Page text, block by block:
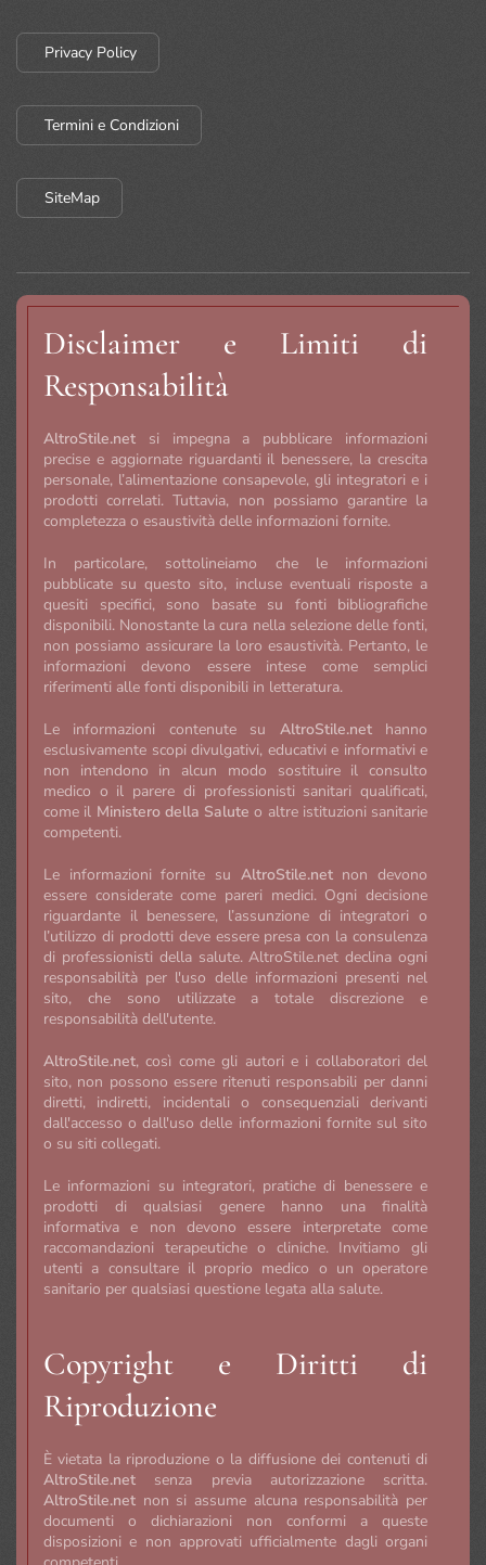
Privacy Policy
Termini e Condizioni
SiteMap
Disclaimer e Limiti di
Responsabilità
AltroStile.net si impegna a pubblicare informazioni
precise e aggiornate riguardanti il benessere, la crescita
personale, l’alimentazione consapevole, gli integratori e i
prodotti correlati. Tuttavia, non possiamo garantire la
completezza o esaustività delle informazioni fornite.
In particolare, sottolineiamo che le informazioni
pubblicate su questo sito, incluse eventuali risposte a
quesiti specifici, sono basate su fonti bibliografiche
disponibili. Nonostante la cura nella selezione delle fonti,
non possiamo assicurare la loro esaustività. Pertanto, le
informazioni devono essere intese come semplici
riferimenti alle fonti disponibili in letteratura.
Le informazioni contenute su AltroStile.nethanno
esclusivamente scopi divulgativi, educativi e informativi e
non intendono in alcun modo sostituire il consulto
medico o il parere di professionisti sanitari qualificati,
come il Ministero della Salute o altre istituzioni sanitarie
competenti.
Le informazioni fornite su AltroStile.netnon devono
essere considerate come pareri medici. Ogni decisione
riguardante il benessere, l’assunzione di integratori o
l’utilizzo di prodotti deve essere presa con la consulenza
di professionisti della salute. AltroStile.net declina ogni
responsabilità per l'uso delle informazioni presenti nel
sito, che sono utilizzate a totale discrezione e
responsabilità dell'utente.
AltroStile.net, così come gli autori e i collaboratori del
sito, non possono essere ritenuti responsabili per danni
diretti, indiretti, incidentali o consequenziali derivanti
dall'accesso o dall'uso delle informazioni fornite sul sito
o su siti collegati.
Le informazioni su integratori, pratiche di benessere e
prodotti di qualsiasi genere hanno una finalità
informativa e non devono essere interpretate come
raccomandazioni terapeutiche o cliniche. Invitiamo gli
utenti a consultare il proprio medico o un operatore
sanitario per qualsiasi questione legata alla salute.
Copyright e Diritti di
Riproduzione
È vietata la riproduzione o la diffusione dei contenuti di
AltroStile.net senza previa autorizzazione scritta.
AltroStile.net non si assume alcuna responsabilità per
documenti o dichiarazioni non conformi a queste
disposizioni e non approvati ufficialmente dagli organi